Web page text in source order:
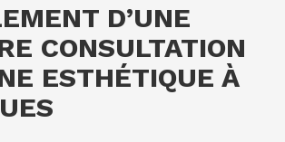
D’UNE
CONSULTATION
ESTHÉTIQUE À